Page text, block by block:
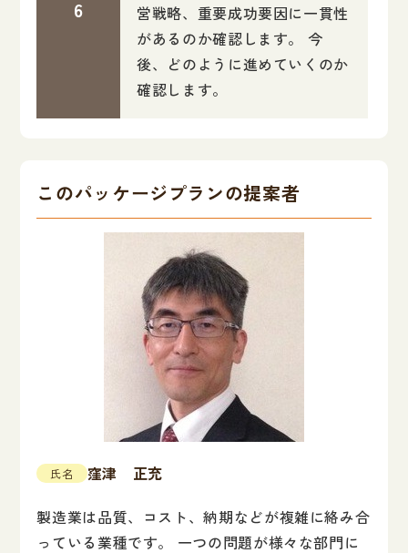
営戦略、重要成功要因に一貫性
があるのか確認します。 今
後、どのように進めていくのか
確認します。
このパッケージプランの提案者
氏名
窪津 正充
製造業は品質、コスト、納期などが複雑に絡み合
っている業種です。 一つの問題が様々な部門に